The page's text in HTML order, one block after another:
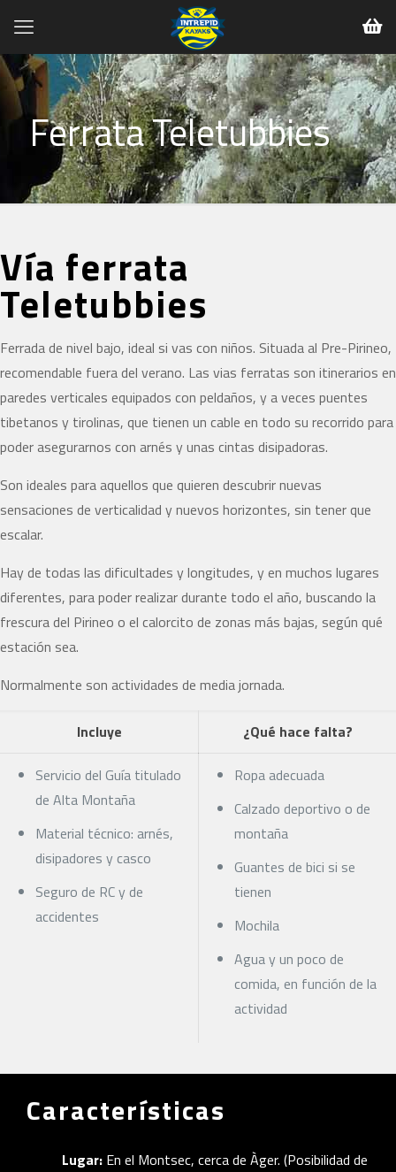
Ferrata Teletubbies
Vía ferrata
Teletubbies
Ferrada de nivel bajo, ideal si vas con niños. Situada al Pre-Pirineo,
recomendable fuera del verano. Las vias ferratas son itinerarios en
paredes verticales equipados con peldaños, y a veces puentes
tibetanos y tirolinas, que tienen un cable en todo su recorrido para
poder asegurarnos con arnés y unas cintas disipadoras.
Son ideales para aquellos que quieren descubrir nuevas
sensaciones de verticalidad y nuevos horizontes, sin tener que
escalar.
Hay de todas las dificultades y longitudes, y en muchos lugares
diferentes, para poder realizar durante todo el año, buscando la
frescura del Pirineo o el calorcito de zonas más bajas, según qué
estación sea.
Normalmente son actividades de media jornada.
Incluye ¿Qué hace falta?
Servicio del Guía titulado
de Alta Montaña
Material técnico: arnés,
disipadores y casco
Seguro de RC y de
accidentes
Ropa adecuada
Calzado deportivo o de
montaña
Guantes de bici si se
tienen
Mochila
Agua y un poco de
comida, en función de la
actividad
Características
Lugar: En el Montsec, cerca de Àger. (Posibilidad de